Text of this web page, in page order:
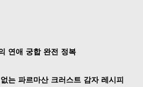
연애 궁합 완전 정복
는 파르마산 크러스트 감자 레시피